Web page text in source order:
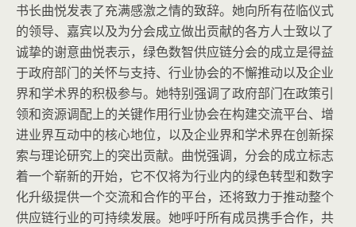
书长曲悦发表了充满感激之情的致辞。她向所有莅临仪式
的领导、嘉宾以及为分会成立做出贡献的各方人士致以了
诚挚的谢意曲悦表示，绿色数智供应链分会的成立是得益
于政府部门的关怀与支持、行业协会的不懈推动以及企业
界和学术界的积极参与。她特别强调了政府部门在政策引
领和资源调配上的关键作用行业协会在构建交流平台、增
进业界互动中的核心地位，以及企业界和学术界在创新探
索与理论研究上的突出贡献。曲悦强调，分会的成立标志
着一个崭新的开始，它不仅将为行业内的绿色转型和数字
化升级提供一个交流和合作的平台，还将致力于推动整个
供应链行业的可持续发展。她呼吁所有成员携手合作，共